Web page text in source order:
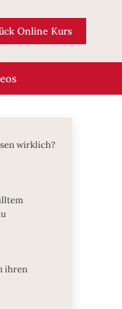
Online Kurs
wirklich?
ihren